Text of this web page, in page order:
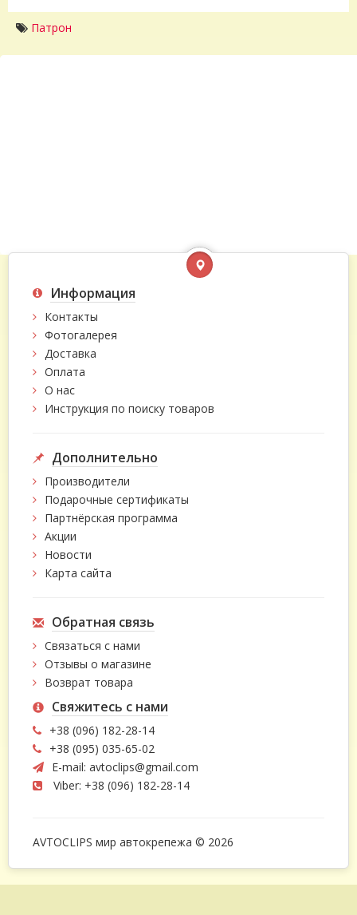
Патрон
Информация
Контакты
Фотогалерея
Доставка
Оплата
О нас
Инструкция по поиску товаров
Дополнительно
Производители
Подарочные сертификаты
Партнёрская программа
Акции
Новости
Карта сайта
Обратная связь
Связаться с нами
Отзывы о магазине
Возврат товара
Свяжитесь с нами
+38 (096) 182-28-14
+38 (095) 035-65-02
E-mail: avtoclips@gmail.com
Viber: +38 (096) 182-28-14
AVTOCLIPS мир автокрепежа © 2026